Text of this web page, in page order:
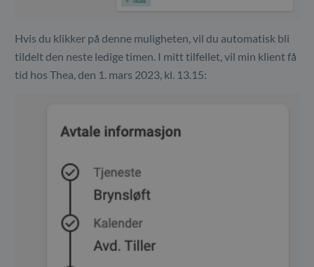
Hvis du klikker på denne muligheten, vil du automatisk bli
tildelt den neste ledige timen. I mitt tilfellet, vil min klient få
tid hos Thea, den 1. mars 2023, kl. 13.15: